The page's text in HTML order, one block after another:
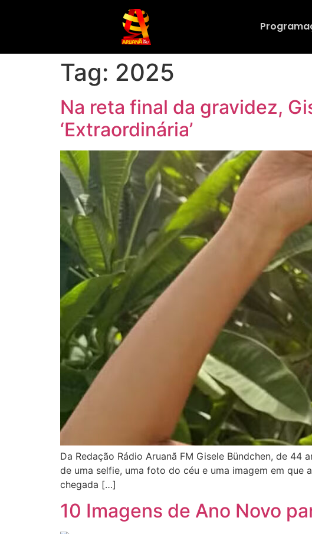
Tag: 2025
Na reta final da gravidez,
‘Extraordinária’
Da Redação Rádio Aruanã FM Gisele Bündchen, de
de uma selfie, uma foto do céu e uma imagem em
chegada […]
10 Imagens de Ano Novo